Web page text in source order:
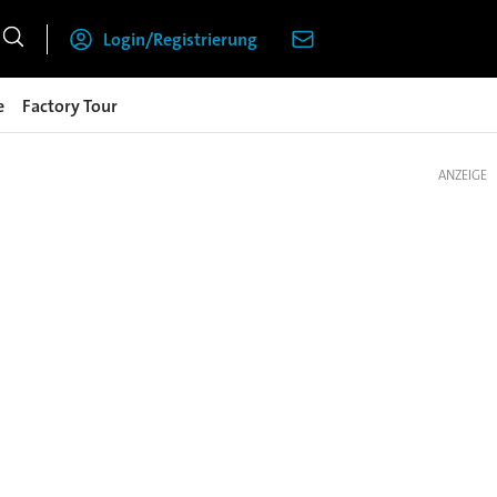
Login/Registrierung
Factory Tour
ANZEIGE